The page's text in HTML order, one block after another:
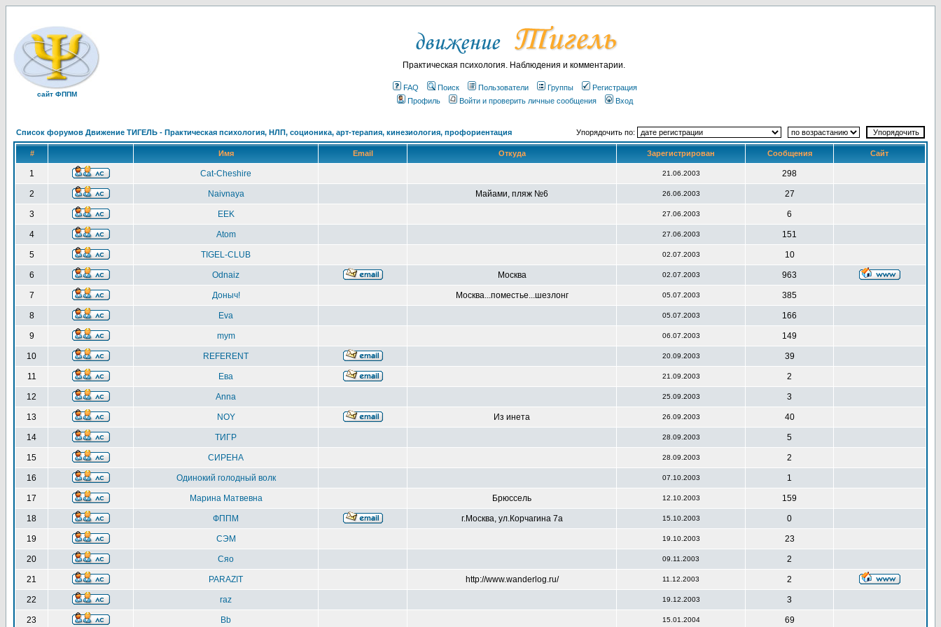
сайт ФППМ
Практическая психология. Наблюдения и комментарии.
FAQ Поиск Пользователи Группы
Регистрация
Профиль
Войти и проверить личные сообщения Вход
Список форумов Движение ТИГЕЛЬ - Практическая психология, НЛП, соционика, арт-терапия, кинезиология, профориентация Упорядочить по:
# Имя Email Откуда Зарегистрирован Сообщения Сайт
1 Cat-Cheshire 21.06.2003 298
2 Naivnaya Майами, пляж №6 26.06.2003 27
3 EEK 27.06.2003 6
4 Atom 27.06.2003 151
5 TIGEL-CLUB 02.07.2003 10
6 Odnaiz Москва 02.07.2003 963
7 Доныч! Москва...поместье...шезлонг 05.07.2003 385
8 Eva 05.07.2003 166
9 mym 06.07.2003 149
10 REFERENT 20.09.2003 39
11 Ева 21.09.2003 2
12 Anna 25.09.2003 3
13 NOY Из инета 26.09.2003 40
14 ТИГР 28.09.2003 5
15 СИРЕНА 28.09.2003 2
16 Одинокий голодный волк 07.10.2003 1
17 Марина Матвевна Брюссель 12.10.2003 159
18 ФППМ г.Москва, ул.Корчагина 7а 15.10.2003 0
19 СЭМ 19.10.2003 23
20 Сяо 09.11.2003 2
21 PARAZIT http://www.wanderlog.ru/ 11.12.2003 2
22 raz 19.12.2003 3
23 Bb 15.01.2004 69